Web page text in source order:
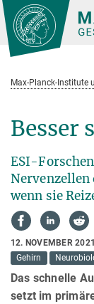
Hauptinhalt
Max-Planck-Institute
Besser
ESI-
Nervenzellen
wenn sie
12. NOVEMBER 2021
Gehirn
Das schnelle
setzt im